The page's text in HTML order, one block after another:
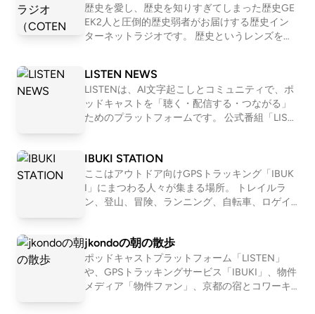
歴史を愛し、歴史を知りすぎてしまった歴史GE
EK2人と圧倒的歴史弱者がお届けする歴史イン
ターネットラジオです。 歴史というレンズを通
く！？ 笑いあり、涙ありの新感覚・歴史キュレ
ーションプログラム！ ☆Apple &amp; Spotify Po
dcast 部門別ランキング１位獲得！ ☆ジャパン
ポッドキャストアワード2019 大賞&amp;Spotify
DIO is an entertainment radio talk program for hi
story , published by the crazy history geeks grou
p "COTEN" in Japan. ☆Apple &amp; Spotify Podc
ast in Japan category ranking No.1 ! ☆Japan Pod
LISTEN NEWS
LISTENは、AI文字起こしとコミュニティで、ポ
ッドキャストを「聴く・配信する・つながる」
ためのプラットフォームです。 公式番組「LIST
→ https://listen.style/
IBUKI STATION
ここはアウトドア向けGPSトラッキング「IBUK
I」にまつわる人々が集まる場所。 トレイルラ
ン、登山、冒険、ランニング、自転車、ロゲイ
しむ姿勢。 自然を目一杯楽しみ、苦しみなが
ら、人と接する喜びにも気付く。 アウトドアを
満喫するみなさんが、ほっとできるIBUKI STATI
ONです。 IBUKI https://ibuki.run/ 近藤淳也 IBU
jkondoの朝の散歩
ポッドキャストプラットフォーム「LISTEN」
や、GPSトラッキングサービス「IBUKI」、物件
メディア「物件ファン」、京都の宿とコワーキ